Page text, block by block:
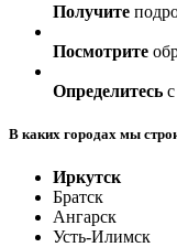
Получите
Посмотрите
Определитесь
В каких городах мы
Иркутск
Братск
Ангарск
Усть-Илимск